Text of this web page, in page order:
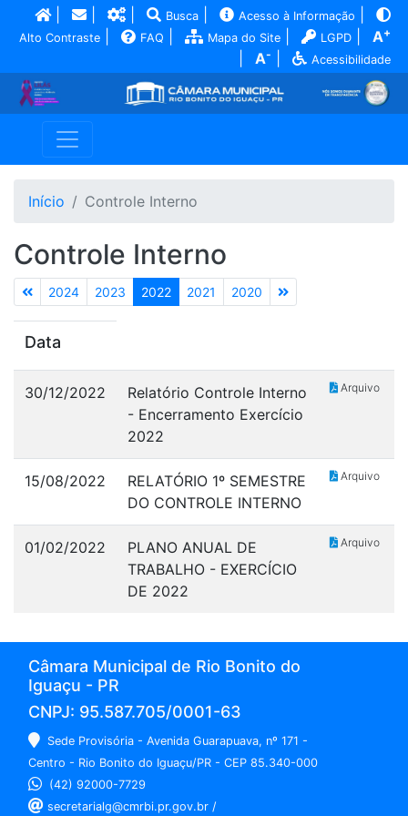
| Busca Acesso à Informação
Alto Contraste FAQ Mapa do Site LGPD A+
A- Acessibilidade
Início Controle Interno
Controle Interno
2024 2023 2022 2021 2020
Data
30/12/2022
Relatório Controle Interno
- Encerramento Exercício
2022
Arquivo
15/08/2022
RELATÓRIO 1º SEMESTRE
DO CONTROLE INTERNO
Arquivo
01/02/2022
PLANO ANUAL DE
TRABALHO - EXERCÍCIO
DE 2022
Arquivo
Câmara Municipal de Rio Bonito do
Iguaçu - PR
CNPJ: 95.587.705/0001-63
Sede Provisória - Avenida Guarapuava, nº 171 -
Centro - Rio Bonito do Iguaçu/PR - CEP 85.340-000
(42) 92000-7729
secretarialg@cmrbi.pr.gov.br /